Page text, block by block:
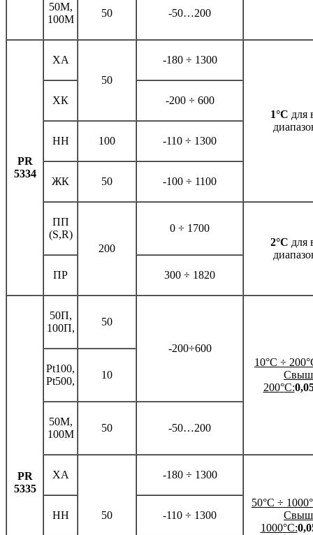
50М,
100М
50 -50…200
PR
5334
ХА
50
-180 ÷ 1300
1°С для
ХК -200 ÷ 600
НН 100 -110 ÷ 1300
ЖК 50 -100 ÷ 1100
ПП
(S,R)
200
0 ÷ 1700
2°С для
ПР
300 ÷ 1820
PR
5335
50П,
100П,
50
-200÷600
10°С ÷ 200°
200°С:
Pt100,
Pt500,
10
50М,
100М
50 -50…200
ХА
50
-180 ÷ 1300
50°С ÷ 1000°
1000°С:
НН -110 ÷ 1300